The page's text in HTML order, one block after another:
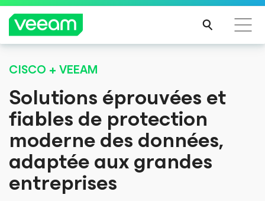
Recommandations de Veeam pour les clients
impactés par la mise à jour de CrowdStrike
LIRE
LA
SUIT
E
CISCO + VEEAM
Solutions éprouvées et
fiables de protection
moderne des données,
adaptée aux grandes
entreprises